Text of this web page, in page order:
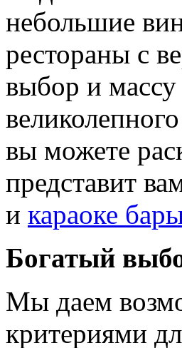
небольшие
рестораны с
выбор и
вы можете
представит
и караоке
Богатый
Мы даем
критериями